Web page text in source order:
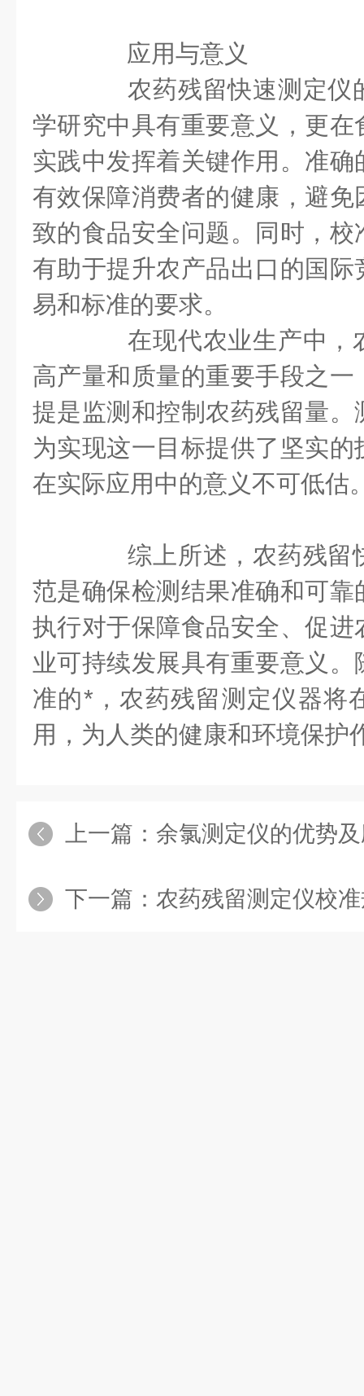
应用与意义
农药残留快速测定仪
学研究中具有重要意义，更
实践中发挥着关键作用。准
有效保障消费者的健康，避
致的食品安全问题。同时，
有助于提升农产品出口的国
易和标准的要求。
在现代农业生产中，
高产量和质量的重要手段之
提是监测和控制农药残留量
为实现这一目标提供了坚实
在实际应用中的意义不可低估
综上所述，农药残留
范是确保检测结果准确和可
执行对于保障食品安全、促
业可持续发展具有重要意义
准的*，农药残留测定仪器将
用，为人类的健康和环境保护
上一篇： 余氯测定仪的优势
下一篇： 农药残留测定仪校准规范